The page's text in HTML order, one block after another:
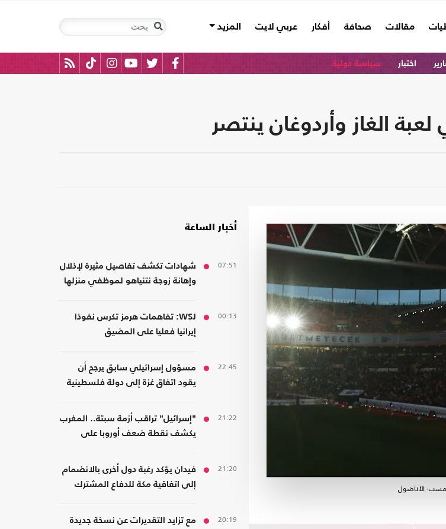
مقالات صحافة أفكار عربي لايت المزيد
اختبار سياسة دولية
الغاز وأردوغان ينتصر
الأناضول
أخبار الساعة
07:51
شهادات تكشف تفاصيل مثيرة لإذلال
وإهانة زوجة نتنياهو لموظفي منزلها
00:13
WSJ: تفاهمات هرمز تكرس نفوذا
إيرانيا فعليا على المضيق
22:45
مسؤول إسرائيلي سابق يرجح أن
يقود اتفاق غزة إلى دولة فلسطينية
21:22
"إسرائيل" تراقب أزمة سبتة.. المغرب
يكشف نقطة ضعف أوروبا على
21:20
فيدان يؤكد رغبة دول أخرى بالانضمام
إلى اتفاقية مكة للدفاع المشترك
20:19
مع تزايد التقديرات عن نسخة جديدة